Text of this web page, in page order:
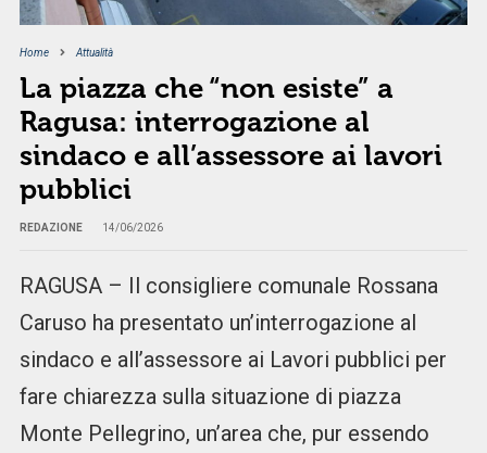
Home Attualità
La piazza che “non esiste” a
Ragusa: interrogazione al
sindaco e all’assessore ai lavori
pubblici
REDAZIONE 14/06/2026
RAGUSA – Il consigliere comunale Rossana
Caruso ha presentato un’interrogazione al
sindaco e all’assessore ai Lavori pubblici per
fare chiarezza sulla situazione di piazza
Monte Pellegrino, un’area che, pur essendo